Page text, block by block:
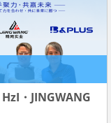
・JINGWANG